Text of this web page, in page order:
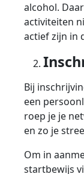
alcohol.
activiteiten
actief zijn in
Bij
een
roep je je
en zo je
Om in
startbewijs